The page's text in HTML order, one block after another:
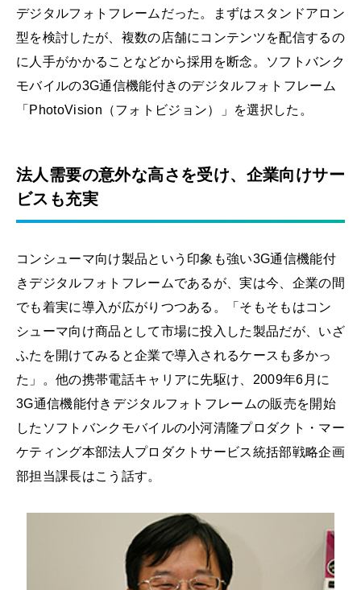
デジタルフォトフレームだった。まずはスタンドアロン
型を検討したが、複数の店舗にコンテンツを配信するの
に人手がかかることなどから採用を断念。ソフトバンク
モバイルの3G通信機能付きのデジタルフォトフレーム
「PhotoVision（フォトビジョン）」を選択した。
法人需要の意外な高さを受け、企業向けサー
ビスも充実
コンシューマ向け製品という印象も強い3G通信機能付
きデジタルフォトフレームであるが、実は今、企業の間
でも着実に導入が広がりつつある。「そもそもはコン
シューマ向け商品として市場に投入した製品だが、いざ
ふたを開けてみると企業で導入されるケースも多かっ
た」。他の携帯電話キャリアに先駆け、2009年6月に
3G通信機能付きデジタルフォトフレームの販売を開始
したソフトバンクモバイルの小河清隆プロダクト・マー
ケティング本部法人プロダクトサービス統括部戦略企画
部担当課長はこう話す。